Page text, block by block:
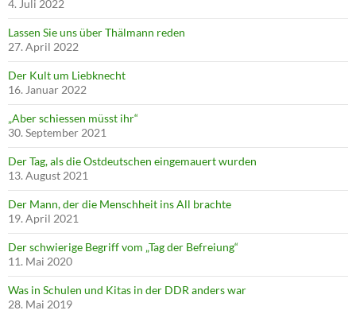
4. Juli 2022
Lassen Sie uns über Thälmann reden
27. April 2022
Der Kult um Liebknecht
16. Januar 2022
„Aber schiessen müsst ihr“
30. September 2021
Der Tag, als die Ostdeutschen eingemauert wurden
13. August 2021
Der Mann, der die Menschheit ins All brachte
19. April 2021
Der schwierige Begriff vom „Tag der Befreiung“
11. Mai 2020
Was in Schulen und Kitas in der DDR anders war
28. Mai 2019